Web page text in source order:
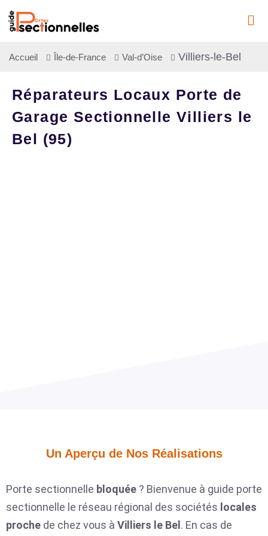
Accueil Île-de-France Val-d’Oise Villiers-le-Bel
Réparateurs Locaux Porte de
Garage Sectionnelle Villiers le
Bel (95)
Un Aperçu de Nos Réalisations​
Porte sectionnelle bloquée ? Bienvenue à guide porte
sectionnelle le réseau régional des sociétés locales
proche de chez vous à Villiers le Bel . En cas de